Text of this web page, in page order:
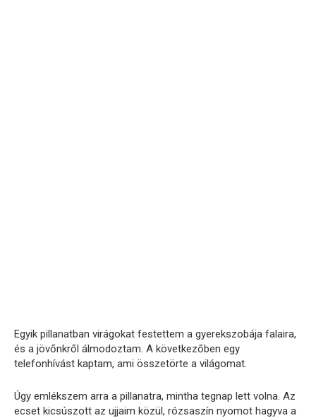
Egyik pillanatban virágokat festettem a gyerekszobája falaira,
és a jövőnkről álmodoztam. A következőben egy
telefonhívást kaptam, ami összetörte a világomat.
Úgy emlékszem arra a pillanatra, mintha tegnap lett volna. Az
ecset kicsúszott az ujjaim közül, rózsaszín nyomot hagyva a